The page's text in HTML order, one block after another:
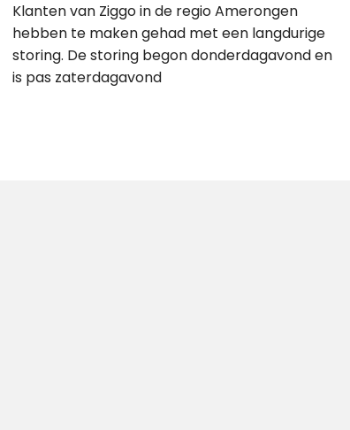
Klanten van Ziggo in de regio Amerongen
hebben te maken gehad met een langdurige
storing. De storing begon donderdagavond en
is pas zaterdagavond